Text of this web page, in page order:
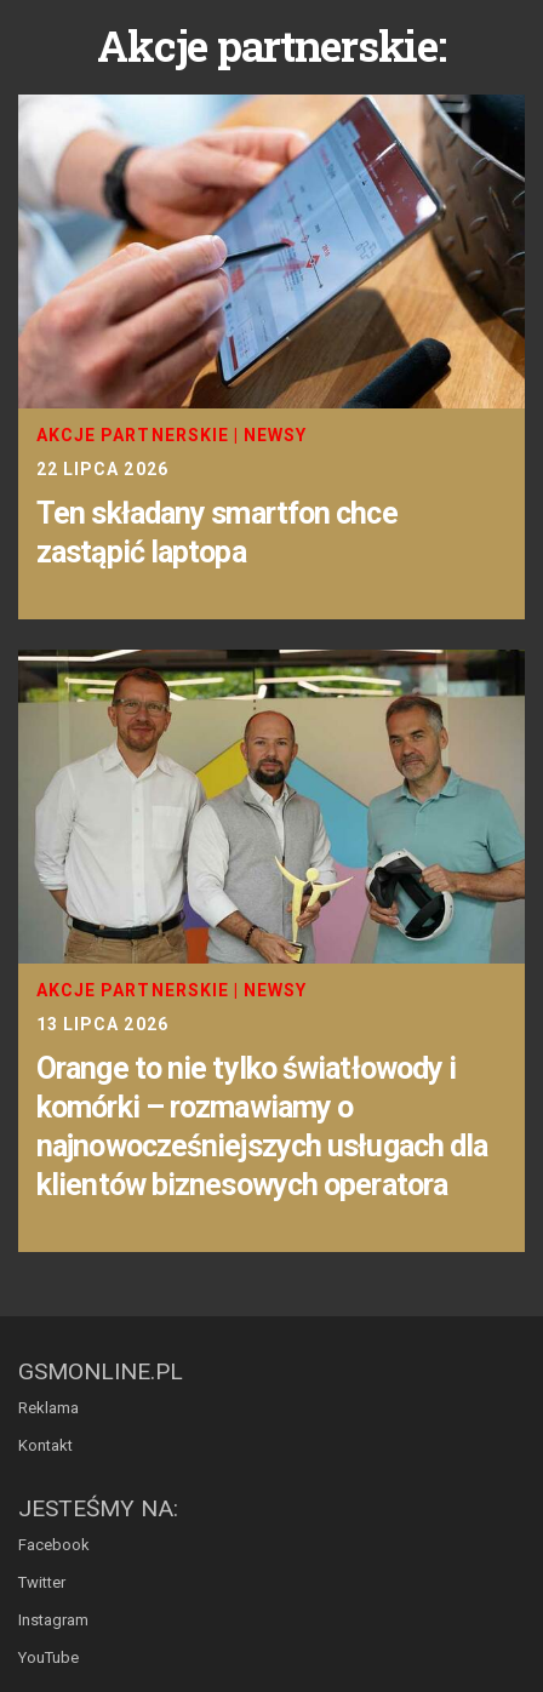
Akcje partnerskie:
AKCJE PARTNERSKIE
NEWSY
22 LIPCA 2026
Ten składany smartfon chce
zastąpić laptopa
AKCJE PARTNERSKIE
NEWSY
13 LIPCA 2026
Orange to nie tylko światłowody i
komórki – rozmawiamy o
najnowocześniejszych usługach dla
klientów biznesowych operatora
GSMONLINE.PL
Reklama
Kontakt
JESTEŚMY NA:
Facebook
Twitter
Instagram
YouTube